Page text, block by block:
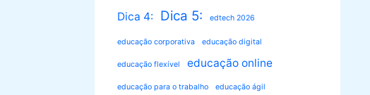
Dica 4:
Dica 5: edtech 2026
educação corporativa educação digital
educação flexível educação online
educação para o trabalho educação ágil